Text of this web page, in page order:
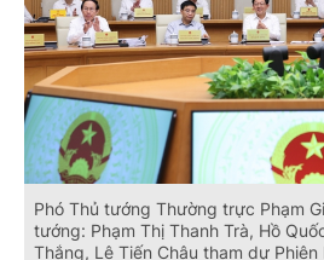
Phó Thủ tướng Thường trực Phạm
tướng: Phạm Thị Thanh Trà, Hồ
Thắng, Lê Tiến Châu tham dự